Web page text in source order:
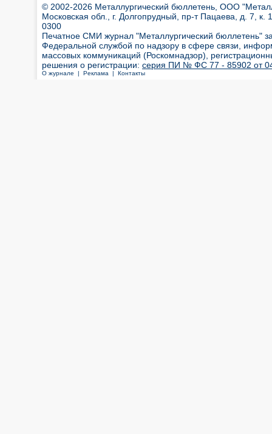
© 2002-2026 Металлургический бюллетень, ООО
Московская обл., г. Долгопрудный, пр-т Пацаева, д. 7,
0300
Печатное СМИ журнал "Металлургический бюллетень"
Федеральной службой по надзору в сфере связи,
массовых коммуникаций (Роскомнадзор),
решения о регистрации: серия ПИ № ФС 77 - 85902 от 04
О журнале | Реклама | Контакты